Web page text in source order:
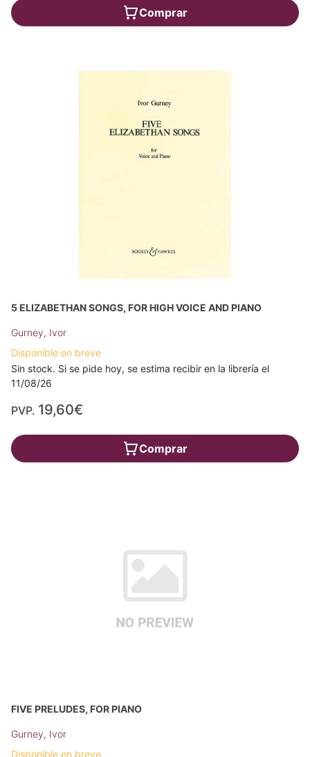
Comprar
5 ELIZABETHAN SONGS, FOR HIGH VOICE AND PIANO
Gurney, Ivor
Disponible en breve
Sin stock. Si se pide hoy, se estima recibir en la librería el
11/08/26
PVP. 19,60€
Comprar
FIVE PRELUDES, FOR PIANO
Gurney, Ivor
Disponible en breve